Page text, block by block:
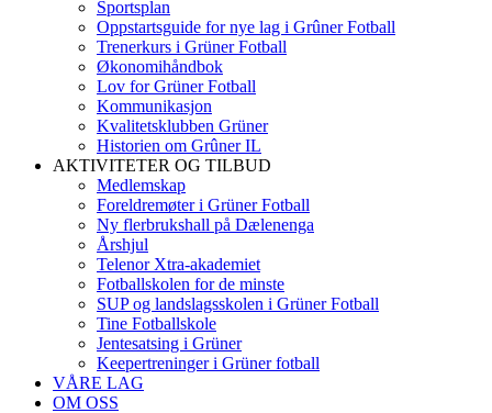
Sportsplan
Oppstartsguide for nye lag i Grûner Fotball
Trenerkurs i Grüner Fotball
Økonomihåndbok
Lov for Grüner Fotball
Kommunikasjon
Kvalitetsklubben Grüner
Historien om Grûner IL
AKTIVITETER OG TILBUD
Medlemskap
Foreldremøter i Grüner Fotball
Ny flerbrukshall på Dælenenga
Årshjul
Telenor Xtra-akademiet
Fotballskolen for de minste
SUP og landslagsskolen i Grüner Fotball
Tine Fotballskole
Jentesatsing i Grüner
Keepertreninger i Grüner fotball
VÅRE LAG
OM OSS